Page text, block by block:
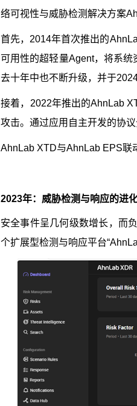
络可视性与威胁检测解决方案
首先， 2014年首次推出的
可用性的超轻量Agent，将系统
去十年中也不断升级，并于
接着， 2022年推出的AhnLab
攻击。通过应用自主开发的协
AhnLab XTD与AhnLab EPS联
2023年：威胁检测与响应的
安全事件呈几何级数增长，而
个扩展型检测与响应平台“